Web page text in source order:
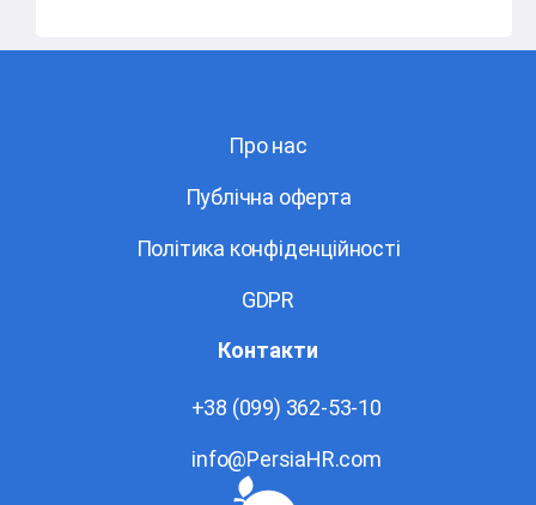
Про нас
Публічна оферта
Політика конфіденційності
GDPR
Контакти
+38 (099) 362-53-10
info@PersiaHR.com